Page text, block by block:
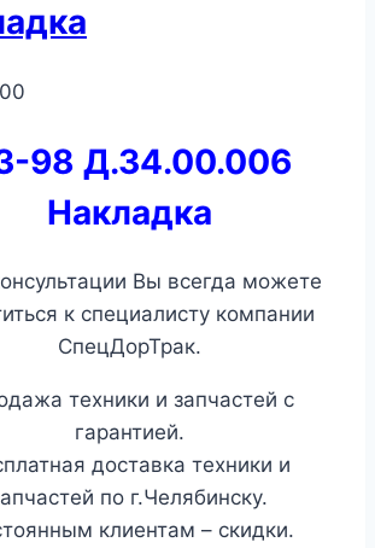
98 Д.34.00.006
Накладка
Вы всегда можете
к специалисту компании
СпецДорТрак.
техники и запчастей с
гарантией.
доставка техники и
по г.Челябинску.
клиентам – скидки.